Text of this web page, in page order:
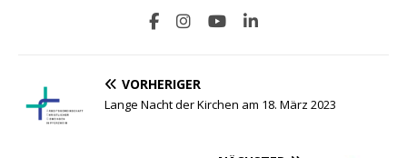
VORHERIGER
Lange Nacht der Kirchen am 18. März 2023